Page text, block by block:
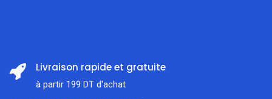
Livraison rapide et gratuite
à partir 199 DT d'achat